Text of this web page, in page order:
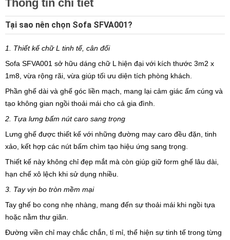
Thông tin chi tiết
Tại sao nên chọn Sofa SFVA001?
1. Thiết kế chữ L tinh tế, cân đối
Sofa SFVA001 sở hữu dáng chữ L hiện đại với kích thước 3m2 x
1m8, vừa rộng rãi, vừa giúp tối ưu diện tích phòng khách.
Phần ghế dài và ghế góc liền mạch, mang lại cảm giác ấm cúng và
tạo không gian ngồi thoải mái cho cả gia đình.
2. Tựa lưng bấm nút caro sang trọng
Lưng ghế được thiết kế với những đường may caro đều đặn, tinh
xảo, kết hợp các nút bấm chìm tạo hiệu ứng sang trọng.
Thiết kế này không chỉ đẹp mắt mà còn giúp giữ form ghế lâu dài,
hạn chế xô lệch khi sử dụng nhiều.
3. Tay vịn bo tròn mềm mại
Tay ghế bo cong nhẹ nhàng, mang đến sự thoải mái khi ngồi tựa
hoặc nằm thư giãn.
Đường viền chỉ may chắc chắn, tỉ mỉ, thể hiện sự tinh tế trong từng